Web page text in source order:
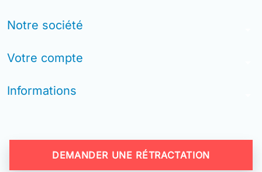
Notre société
Votre compte
Informations
DEMANDER UNE RÉTRACTATION